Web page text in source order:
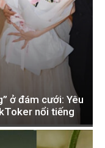
ở đám cưới: Yêu
nổi tiếng